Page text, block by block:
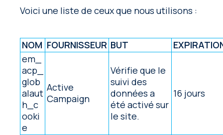
Voici une liste de ceux que nous utilisons :
NOM FOURNISSEUR BUT
em_
acp_
glob
alaut
h_c
ooki
e
Active
Campaign
Vérifie que le
suivi des
données a
été activé sur
le site.
16 jours